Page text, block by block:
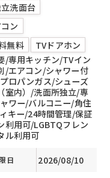
洗面台
ン
無料
TVドアホン
/専用キッチン/TVイン
/エアコン/シャワー付
ロパンガス/シューズ
室内）/洗面所独立/専
ワー/バルコニー/角住
キー/24時間管理/保証
利用可/LGBTQフレン
ル利用可
日 2026/08/10